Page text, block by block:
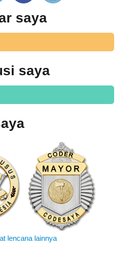
saya
saya
lencana lainnya